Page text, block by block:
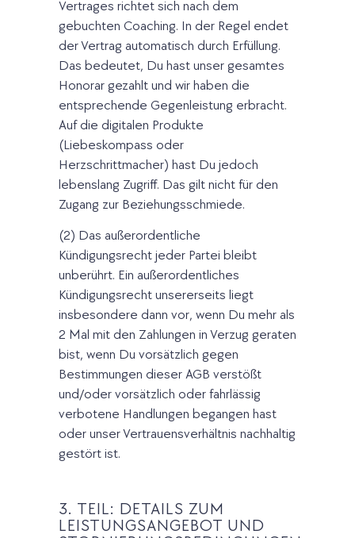
Vertrages richtet sich nach dem
gebuchten Coaching. In der Regel endet
der Vertrag automatisch durch Erfüllung.
Das bedeutet, Du hast unser gesamtes
Honorar gezahlt und wir haben die
entsprechende Gegenleistung erbracht.
Auf die digitalen Produkte
(Liebeskompass oder
Herzschrittmacher) hast Du jedoch
lebenslang Zugriff. Das gilt nicht für den
Zugang zur Beziehungsschmiede.
(2) Das außerordentliche
Kündigungsrecht jeder Partei bleibt
unberührt. Ein außerordentliches
Kündigungsrecht unsererseits liegt
insbesondere dann vor, wenn Du mehr als
2 Mal mit den Zahlungen in Verzug geraten
bist, wenn Du vorsätzlich gegen
Bestimmungen dieser AGB verstößt
und/oder vorsätzlich oder fahrlässig
verbotene Handlungen begangen hast
oder unser Vertrauensverhältnis nachhaltig
gestört ist.
3. TEIL: DETAILS ZUM
LEISTUNGSANGEBOT UND